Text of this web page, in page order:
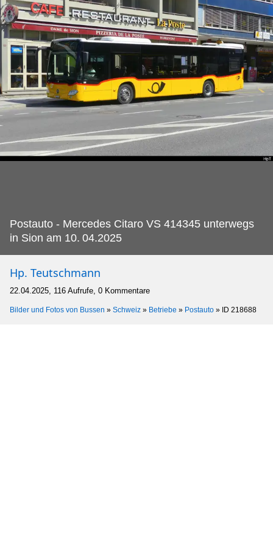
Postauto - Mercedes Citaro VS 414345 unterwegs
in Sion am 10. 04.2025
Hp. Teutschmann
22.04.2025, 116 Aufrufe, 0 Kommentare
Bilder und Fotos von Bussen » Schweiz » Betriebe » Postauto » ID 218688